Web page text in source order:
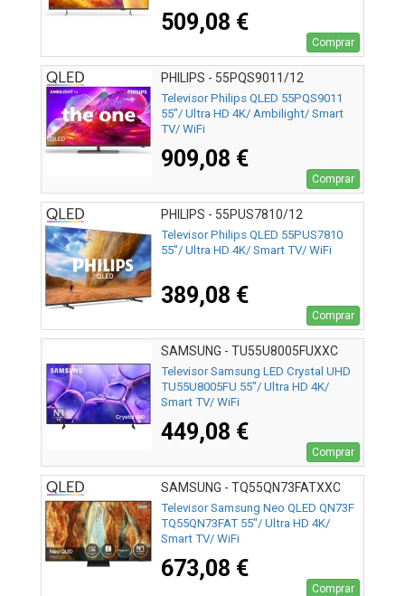
509,08 €
Comprar
PHILIPS - 55PQS9011/12
Televisor Philips QLED 55PQS9011
55"/ Ultra HD 4K/ Ambilight/ Smart
TV/ WiFi
909,08 €
Comprar
PHILIPS - 55PUS7810/12
Televisor Philips QLED 55PUS7810
55"/ Ultra HD 4K/ Smart TV/ WiFi
389,08 €
Comprar
SAMSUNG - TU55U8005FUXXC
Televisor Samsung LED Crystal UHD
TU55U8005FU 55"/ Ultra HD 4K/
Smart TV/ WiFi
449,08 €
Comprar
SAMSUNG - TQ55QN73FATXXC
Televisor Samsung Neo QLED QN73F
TQ55QN73FAT 55"/ Ultra HD 4K/
Smart TV/ WiFi
673,08 €
Comprar